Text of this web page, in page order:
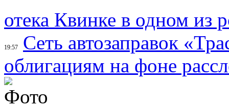
отека Квинке в одном из
19:57
Сеть автозаправок
облигациям на фоне